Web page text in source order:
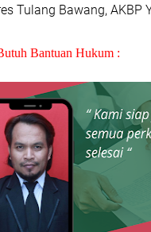
Tulang Bawang, AKBP
Bantuan Hukum :